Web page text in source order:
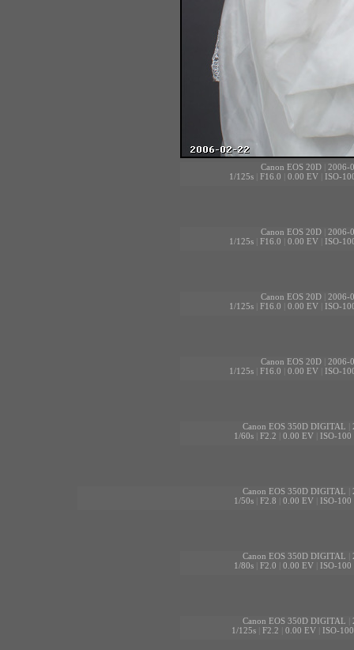
Canon EOS 20D| 2006-
1/125s| F16.0 0.00 EV| ISO-
Canon EOS 20D| 2006-
1/125s| F16.0 0.00 EV| ISO-
Canon EOS 20D| 2006-
1/125s| F16.0 0.00 EV| ISO-
Canon EOS 20D| 2006-
1/125s| F16.0 0.00 EV| ISO-
Canon EOS 350D DIGITAL
1/60s| F2.2 0.00 EV| ISO-100
Canon EOS 350D DIGITAL
1/50s| F2.8 0.00 EV| ISO-100
Canon EOS 350D DIGITAL
1/80s| F2.0 0.00 EV| ISO-100
Canon EOS 350D DIGITAL
1/125s| F2.2 0.00 EV| ISO-100